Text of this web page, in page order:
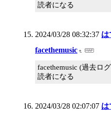
読者になる
2024/03/28 08:32:37 は
facethemusic
facethemusic (過去ロ
読者になる
2024/03/28 02:07:07 は